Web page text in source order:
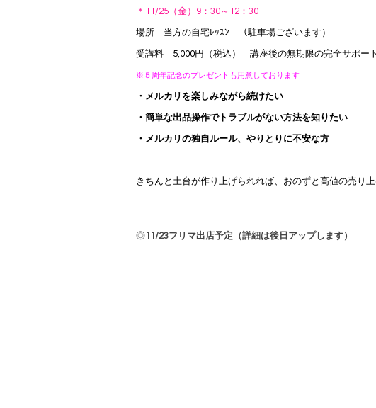
＊11/25（金）9：30～12：30
場所 当方の自宅ﾚｯｽﾝ （駐車場ございます）
受講料 5,000円（税込） 講座後の無期限の完全サポー
※５周年記念のプレゼントも用意しております
・メルカリを楽しみながら続けたい
・簡単な出品操作でトラブルがない方法を知りたい
・メルカリの独自ルール、やりとりに不安な方
きちんと土台が作り上げられれば、 おのずと高値の売り
◎11/23フリマ出店予定（詳細は後日アップします）